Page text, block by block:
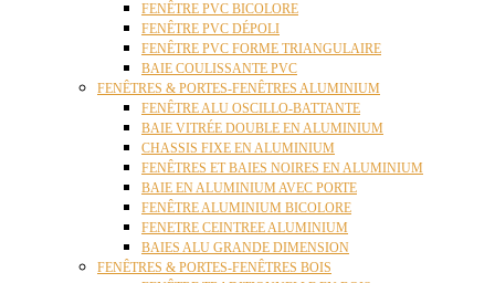
FENÊTRE PVC BICOLORE
FENÊTRE PVC DÉPOLI
FENÊTRE PVC FORME TRIANGULAIRE
BAIE COULISSANTE PVC
FENÊTRES & PORTES-FENÊTRES ALUMINIUM
FENÊTRE ALU OSCILLO-BATTANTE
BAIE VITRÉE DOUBLE EN ALUMINIUM
CHASSIS FIXE EN ALUMINIUM
FENÊTRES ET BAIES NOIRES EN ALUMINIUM
BAIE EN ALUMINIUM AVEC PORTE
FENÊTRE ALUMINIUM BICOLORE
FENETRE CEINTREE ALUMINIUM
BAIES ALU GRANDE DIMENSION
FENÊTRES & PORTES-FENÊTRES BOIS